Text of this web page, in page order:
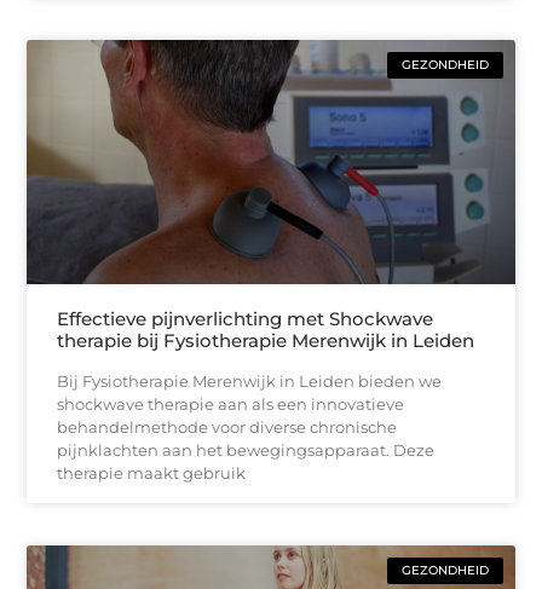
GEZONDHEID
Effectieve pijnverlichting met Shockwave
therapie bij Fysiotherapie Merenwijk in Leiden
Bij Fysiotherapie Merenwijk in Leiden bieden we
shockwave therapie aan als een innovatieve
behandelmethode voor diverse chronische
pijnklachten aan het bewegingsapparaat. Deze
therapie maakt gebruik
GEZONDHEID